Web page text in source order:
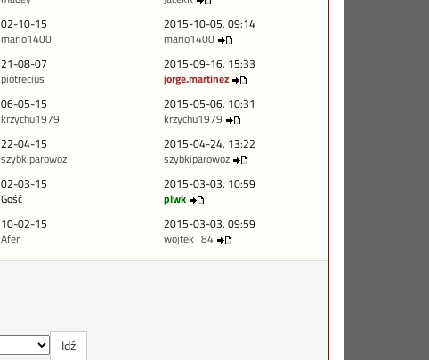
02-10-15
mario1400
2015-10-05, 09:14
mario1400
21-08-07
piotrecius
2015-09-16, 15:33
jorge.martinez
06-05-15
krzychu1979
2015-05-06, 10:31
krzychu1979
22-04-15
szybkiparowoz
2015-04-24, 13:22
szybkiparowoz
02-03-15
Gość
2015-03-03, 10:59
plwk
10-02-15
Afer
2015-03-03, 09:59
wojtek_84